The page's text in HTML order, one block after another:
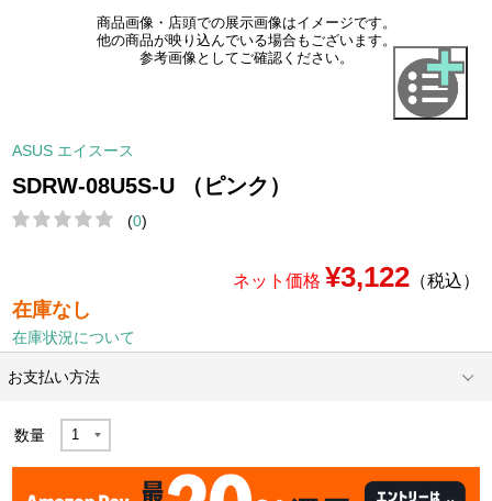
商品画像・店頭での展示画像はイメージです。
他の商品が映り込んでいる場合もございます。
参考画像としてご確認ください。
ASUS エイスース
SDRW-08U5S-U （ピンク）
(0)
ネット価格 ¥3,122（税込）
在庫なし
在庫状況について
お支払い方法
数量